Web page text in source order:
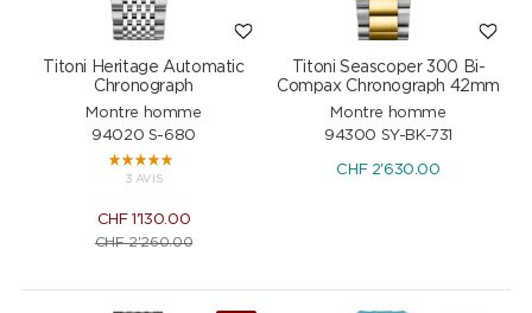
Titoni Heritage Automatic
Chronograph
Montre homme
94020 S-680
3 AVIS
CHF 1'130.00
CHF2'260.00
Titoni Seascoper 300 Bi-
Compax Chronograph 42mm
Montre homme
94300 SY-BK-731
CHF 2'630.00